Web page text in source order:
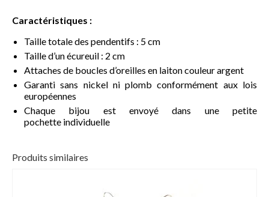
Caractéristiques :
Taille totale des pendentifs : 5 cm
Taille d’un écureuil : 2 cm
Attaches de boucles d’oreilles en laiton couleur argent
Garanti sans nickel ni plomb conformément aux lois
européennes
Chaque bijou est envoyé dans une petite
pochette individuelle
Produits similaires